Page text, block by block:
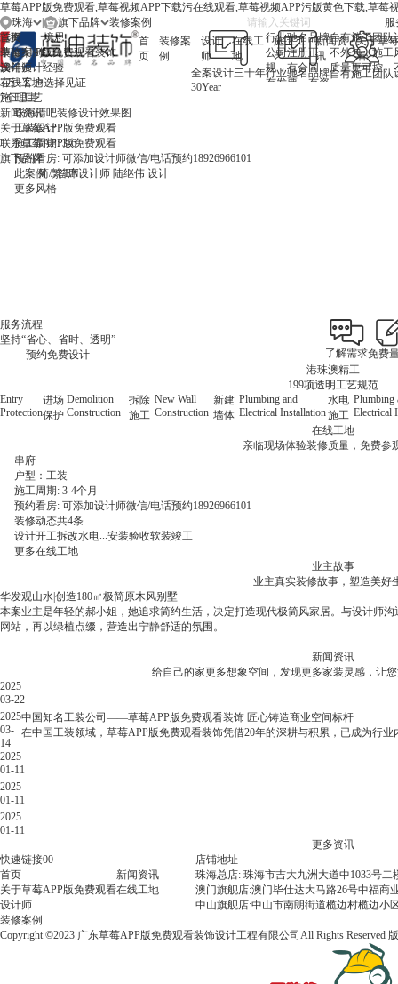
草莓APP版免费观看,草莓视频APP下载污在线观看,草莓视频APP污版黄色下载,草莓
珠海
珠海
中山
澳门
旗下品牌
境思
服
首
页
装修案
例
设计
师
在线工
地
施工工
艺
新闻资
讯
关于草
看
首页
装修案例
设计师
在线工地
施工工艺
新闻资讯
关于草莓APP版免费观看
联系草莓APP版免费观看
旗下品牌
简/繁/EN
选择
草莓APP版免费观看装饰
30年设计经验
3万+客户选择见证
7个理由
全案设计三十年
30Year
行业驰名品牌
行业驰名品牌
公司注册正
规，有合同、
有发票、有资
自有施工团队
自有施工团队
不外包，施工
质量更可控
珠海清吧装修设计效果图
工装设计
施工周期: 3-6
预约看房: 可添加设计师微信/电话预约18926966101
此案例：首席设计师 陆继伟 设计
更多风格
此案例：首席设计师 陆继伟 设计
更多风格
更多风格
此案例：首席设计师 吕道伟 设计
更多风格
此案例：首席设计师 葛凡 设计
更多风格
此案例：首席设计师 陆继伟 设计
更多风格
更多风格
此案例：首席设计师 吕道伟 设计
更多风格
服务流程
坚持“省心、省时、透明”
预约免费设计
了解需求免费
港珠澳精工
199项透明工艺规范
Entry
Protection
进场
保护
Demolition
Construction
拆除
施工
New Wall
Construction
新建
墙体
Plumbing and
Electrical Installation
水电
施工
Plumbing
Electrical
在线工地
亲临现场体验装修质量，免费参
串府
户型： 工装
施工周期: 3-4个月
预约看房: 可添加设计师微信/电话预约18926966101
装修动态共4条
设计开工拆改水电...安装验收软装竣工
更多在线工地
四居室
装修动态共7条
设计开工拆改水电...安装验收软装竣工
三居室
装修动态共6条
设计开工拆改水电...安装验收软装竣工
二居室
装修动态共6条
设计开工拆改水电...安装验收软装竣工
业主故事
业主真实装修故事，塑造美好
华发观山水|创造180㎡极简原木风别墅
本案业主是年轻的郝小姐，她追求简约生活，决定打造现代极简风家居。与设计
网站，再以绿植点缀，营造出宁静舒适的氛围。
格力广场|130㎡现代简约式温馨生活！
本案业主李女士喜欢现代简约，偏好粉白基调，清新雅致的空间。设计师选用柔和灯
装修，与设计师沟通细节，最终呈现完美落地效果。
中海十里观澜|136㎡居家空间，将惬意进行到底！
本期的案例完全满足董女士对家的想象，136平方，4房2厅，6M深的大横厅格局
空间的利用率。
悦湾府|790㎡新中式，打造多功能别墅！
赵先生购置了一栋心仪已久的别墅，想将其打造为既彰显品味又能承载家庭欢乐的理
草莓APP版免费观看进行合作。装修公司的草莓视频APP污版黄色下载团队详细了
华发观山水|创造180㎡极简原木风别墅
格力广场|130㎡现代简约式温馨生活！
中海十里观澜|136㎡居家空间，将惬意进行到底！
悦湾府|790㎡新中式，打造多功能别墅！
新闻资讯
给自己的家更多想象空间，发现更多家装灵感，
办公室装修必看指南：打工人看了都叫好的装修避坑大招
2025.03.22
办
公
室
装
修
必
看
指
打
工
人
看
了
都
2025
03-22
2025
03-
14
中国知名工装公司——草莓APP版免费观看装饰 匠心铸造商业空间标杆
在中国工装领域，草莓APP版免费观看装饰凭借20年的深耕与积累，已成为
2025
01-11
2025
01-11
2025
01-11
更多资讯
快速链接00
首页
关于草莓APP版免费观看
设计师
装修案例
新闻资讯
在线工地
店铺地址
珠海总店: 珠海市吉大九洲大道中1033号二
澳门旗舰店:澳门毕仕达大马路26号中福商
中山旗舰店:中山市南朗街道榄边村榄边小
Copyright ©2023 广东草莓APP版免费观看装饰设计工程有限公司All Rights Reserved